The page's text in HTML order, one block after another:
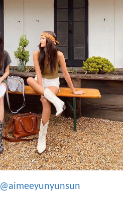
@aimeeyunyunsun